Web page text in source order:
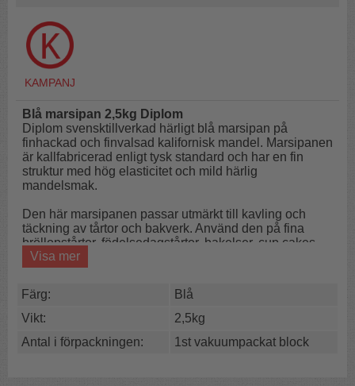
Blå marsipan 2,5kg Diplom
Diplom svensktillverkad härligt blå marsipan på
finhackad och finvalsad kalifornisk mandel. Marsipanen
är kallfabricerad enligt tysk standard och har en fin
struktur med hög elasticitet och mild härlig
mandelsmak.
Den här marsipanen passar utmärkt till kavling och
täckning av tårtor och bakverk. Använd den på fina
bröllopstårtor, födelsedagstårtor, bakelser, cup cakes
eller andra vackra godsaker.
Djupblå marsipan finns även i 500g-paket
Visa mer
Färg:
Blå
Vikt:
2,5kg
Antal i förpackningen:
1st vakuumpackat block